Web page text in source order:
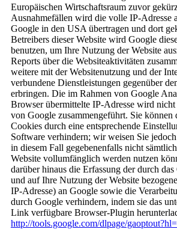
Europäischen Wirtschaftsraum zuvor
Ausnahmefällen wird die volle IP-Adresse
Google in den USA übertragen und dort
Betreibers dieser Website wird Google
benutzen, um Ihre Nutzung der Website
Reports über die Websiteaktivitäten
weitere mit der Websitenutzung und der
verbundene Dienstleistungen gegenüber
erbringen. Die im Rahmen von Google
Browser übermittelte IP-Adresse wird nicht
von Google zusammengeführt. Sie können
Cookies durch eine entsprechende
Software verhindern; wir weisen Sie
in diesem Fall gegebenenfalls nicht
Website vollumfänglich werden nutzen
darüber hinaus die Erfassung der durch
und auf Ihre Nutzung der Website
IP-Adresse) an Google sowie die
durch Google verhindern, indem sie das
Link verfügbare Browser-Plugin
http://tools.google.com/dlpage/